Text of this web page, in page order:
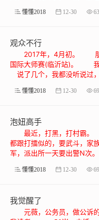
懂懂2018 12-30
观众不行
2017年，4月初。 朋友
国际大师赛(临沂站)。
说了几个，我都没听说过
懂懂2018 12-30
泡妞高手
最近，打黑，打村霸
都跟打擂似的，要武斗，家
军，派出所一天要出警N
懂懂2018 12-30
我觉醒了
元薇，公务员，做公诉